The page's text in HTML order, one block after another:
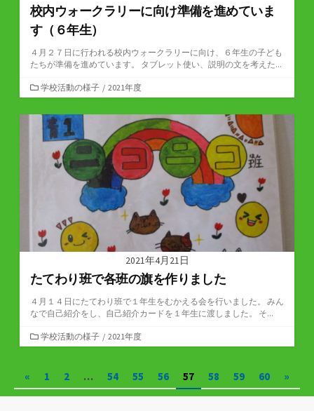
校内ウォークラリーに向け準備を進めていま
す（６年生）
４月２７日に行われる校内ウォークラリーに向け、６年生の子ども
たちが準備を進めています。 タブレット使い、説明の文を考えた...
カ
テ
ゴ
ー
学校活動の様子 / 2021年度
2021年4月21日
たてわり班で各班の旗を作りました
４月１４日にたてわり班で１年生をむかえる会を行いました。 みん
なで自己紹介をし、自己紹介カードを１年生に渡しました。 そ...
カ
テ
リ
ー
学校活動の様子 / 2021年度
投
稿
« 1 2 … 54 55 56 57 58 59 60 »